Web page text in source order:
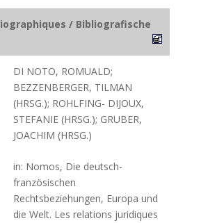
/ Bibliografische
DI NOTO, ROMUALD;
BEZZENBERGER, TILMAN
(HRSG.); ROHLFING- DIJOUX,
STEFANIE (HRSG.); GRUBER,
JOACHIM (HRSG.)
in: Nomos, Die deutsch-
französischen
Rechtsbeziehungen, Europa und
die Welt. Les relations juridiques